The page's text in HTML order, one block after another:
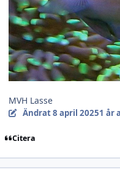
MVH Lasse
Ändrat8 april 20251 år
Citera